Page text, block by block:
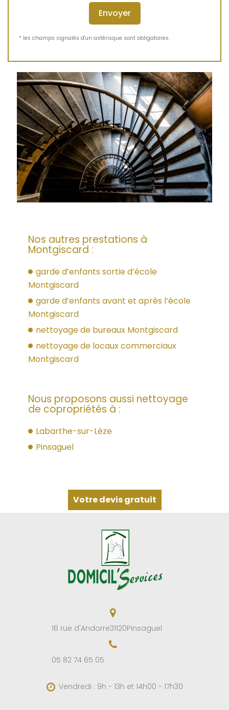
* les champs signalés d'un astérisque sont obligatoires.
Nos autres prestations à
Montgiscard :
garde d’enfants sortie d’école
Montgiscard
garde d’enfants avant et après l’école
Montgiscard
nettoyage de bureaux Montgiscard
nettoyage de locaux commerciaux
Montgiscard
Nous proposons aussi nettoyage
de copropriétés à :
Labarthe-sur-Lèze
Pinsaguel
Votre devis gratuit
16 rue d'Andorre31120Pinsaguel
05 82 74 65 05
Vendredi : 9h - 13h et 14h00 - 17h30